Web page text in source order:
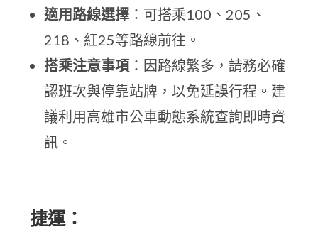
適用路線選擇 ：可搭乘100、205、
218、紅25等路線前往。
搭乘注意事項 ：因路線繁多，請務必確
認班次與停靠站牌，以免延誤行程。建
議利用高雄市公車動態系統查詢即時資
訊。
捷運：